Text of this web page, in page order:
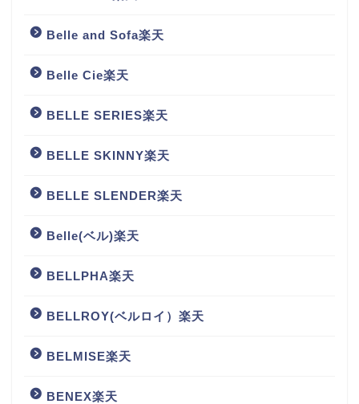
Belle and Sofa楽天
Belle Cie楽天
BELLE SERIES楽天
BELLE SKINNY楽天
BELLE SLENDER楽天
Belle(ベル)楽天
BELLPHA楽天
BELLROY(ベルロイ）楽天
BELMISE楽天
BENEX楽天